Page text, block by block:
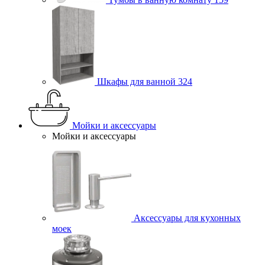
Шкафы для ванной 324
Мойки и аксессуары
Мойки и аксессуары
Аксессуары для кухонных
моек